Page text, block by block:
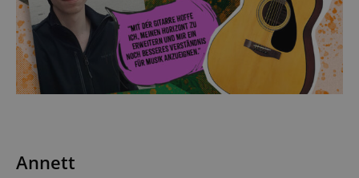
Annett